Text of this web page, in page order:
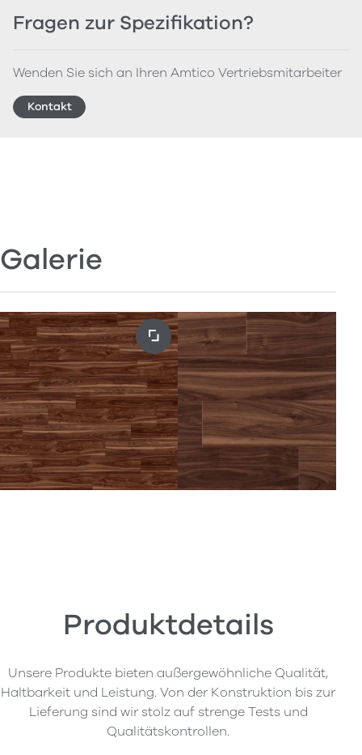
Fragen zur Spezifikation?
Wenden Sie sich an Ihren Amtico Vertriebsmitarbeiter
Kontakt
Galerie
Produktdetails
Unsere Produkte bieten außergewöhnliche Qualität,
Haltbarkeit und Leistung. Von der Konstruktion bis zur
Lieferung sind wir stolz auf strenge Tests und
Qualitätskontrollen.